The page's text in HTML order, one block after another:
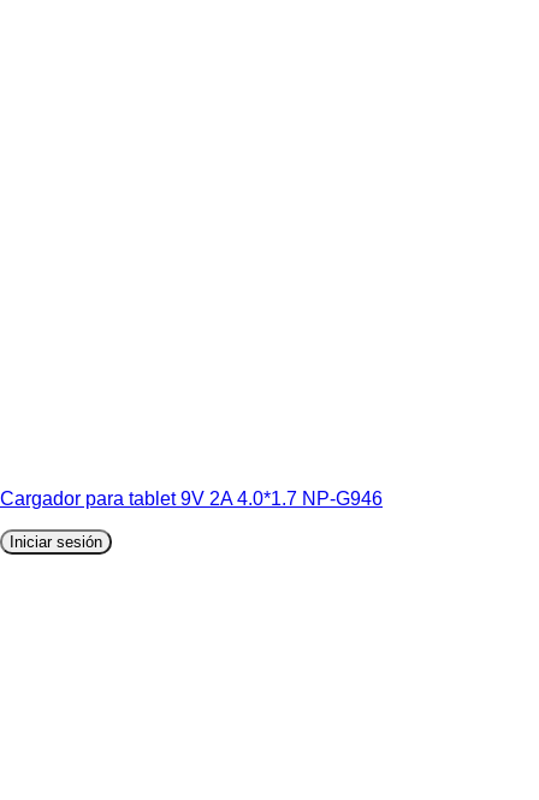
Cargador para tablet 9V 2A 4.0*1.7 NP-G946
Iniciar sesión